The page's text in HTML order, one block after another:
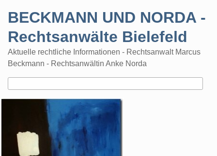
BECKMANN UND NORDA -
Rechtsanwälte Bielefeld
Aktuelle rechtliche Informationen - Rechtsanwalt Marcus
Beckmann - Rechtsanwältin Anke Norda